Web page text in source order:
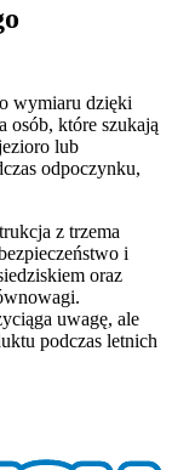
wymiaru dzięki
osób, które szukają
lub
odpoczynku,
z trzema
i
oraz
uwagę, ale
podczas letnich